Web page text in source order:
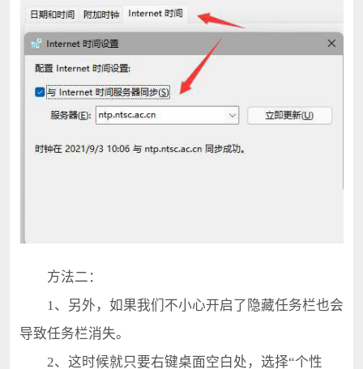
方法二：
1、另外，如果我们不小心开启了隐藏任务栏也会
导致任务栏消失。
2、这时候就只要右键桌面空白处，选择“个性